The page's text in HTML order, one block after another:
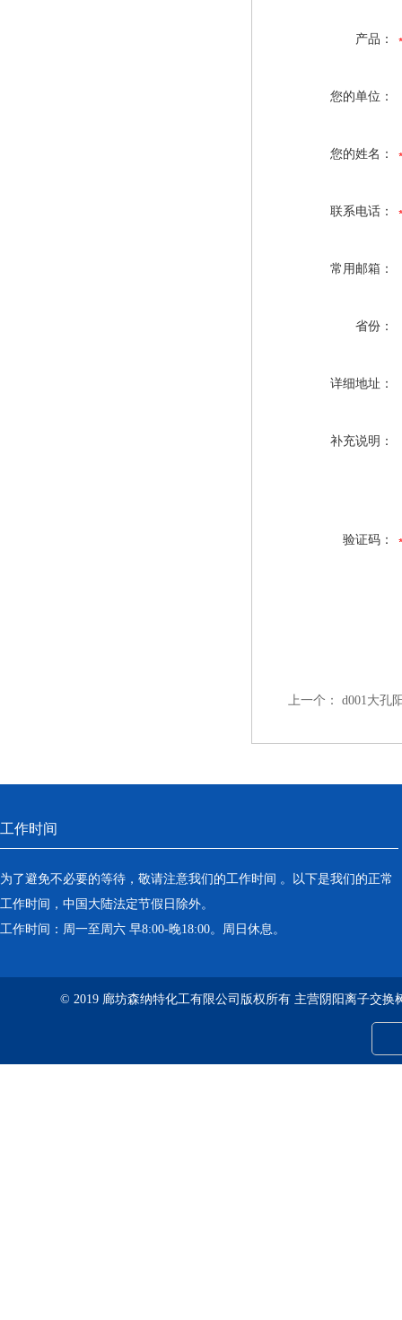
产品：
您的单位：
您的姓名：
联系电话：
常用邮箱：
省份：
详细地址：
补充说明：
验证码：
上一个： d001大孔
工作时间
为了避免不必要的等待，敬请注意我们的工作时间 。以下是我们的正常
工作时间，中国大陆法定节假日除外。
工作时间：周一至周六 早8:00-晚18:00。周日休息。
© 2019 廊坊森纳特化工有限公司版权所有 主营阴阳离子交换